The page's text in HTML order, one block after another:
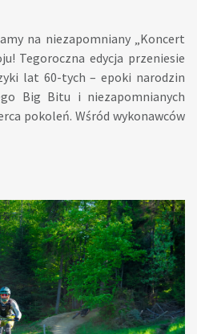
na niezapomniany „Koncert
Tegoroczna edycja przeniesie
lat 60-tych – epoki narodzin
Big Bitu i niezapomnianych
pokoleń. Wśród wykonawców
koncertu będzie legendarna
będzie orkiestra
pod batutą Mateusza
wyśmienitą sekcję jazzową.
czuwa Wiesław Prządka, a
Artur Andrus. Usłyszymy
m.in.: O mnie się nie martw,
ten świat, Yesterday, Love Me